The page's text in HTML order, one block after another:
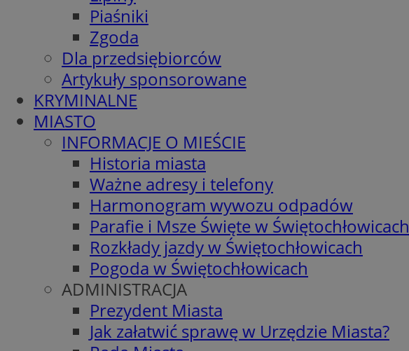
Piaśniki
Zgoda
Dla przedsiębiorców
Artykuły sponsorowane
KRYMINALNE
MIASTO
INFORMACJE O MIEŚCIE
Historia miasta
Ważne adresy i telefony
Harmonogram wywozu odpadów
Parafie i Msze Święte w Świętochłowicach
Rozkłady jazdy w Świętochłowicach
Pogoda w Świętochłowicach
ADMINISTRACJA
Prezydent Miasta
Jak załatwić sprawę w Urzędzie Miasta?